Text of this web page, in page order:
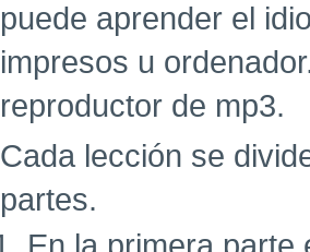
puede aprender el
impresos u
reproductor de mp3.
Cada lección se
partes.